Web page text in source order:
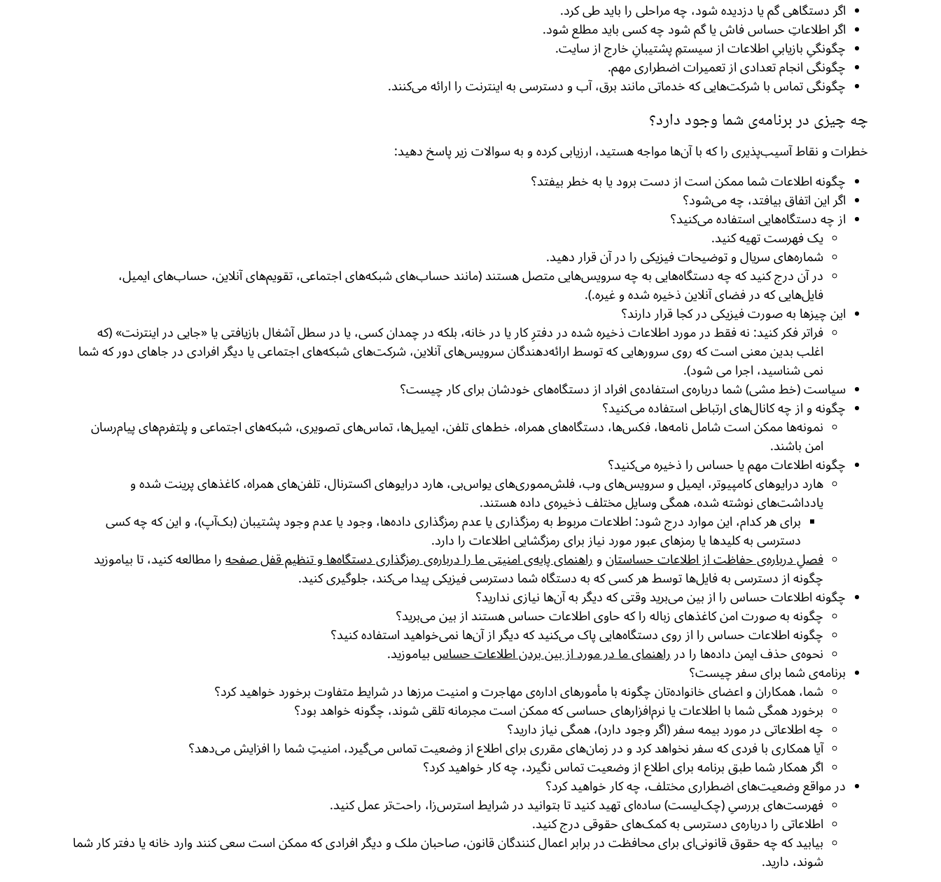
اگر دستگاهی گم یا دزدیده شود، چه مراحلی را باید طی کرد.
اگر اطلاعاتِ حساس فاش یا گم شود چه کسی باید مطلع شود.
چگونگیِ بازیابیِ اطلاعات از سیستمِ پشتیبانِ خارج از سایت.
چگونگی انجام تعدادی از تعمیرات اضطراری مهم.
چگونگی تماس با شرکت‌هایی که خدماتی مانند برق، آب و دسترسی به اینترنت را ارائه می‌کنند.
چه چیزی در برنامه‌ی شما وجود دارد؟
خطرات و نقاط آسیب‌پذیری را که با آن‌ها مواجه هستید، ارزیابی کرده و به سوالات زیر پاسخ دهید:
چگونه اطلاعات شما ممکن است از دست برود یا به خطر بیفتد؟
اگر این اتفاق بیافتد، چه می‌شود؟
از چه دستگاه‌هایی استفاده می‌کنید؟
یک فهرست تهیه کنید.
شماره‌های سریال و توضیحات فیزیکی را در آن قرار دهید.
در آن درج کنید که چه دستگاه‌هایی به چه سرویس‌هایی متصل هستند (مانند حساب‌های شبکه‌های اجتماعی، تقویم‌های آنلاین، حساب‌های ایمیل،
فایل‌هایی که در فضای آنلاین ذخیره شده و غیره.).
این چیزها به صورت فیزیکی در کجا قرار دارند؟
فراتر فکر کنید: نه فقط در مورد اطلاعات ذخیره شده در دفترِ کار یا در خانه، بلکه در چمدان کسی، یا در سطل آشغال بازیافتی یا «جایی در اینترنت» (که
اغلب بدین معنی است که روی سرورهایی که توسط ارائه‌دهندگان سرویس‌های آنلاین، شرکت‌های شبکه‌های اجتماعی یا دیگر افرادی در جاهای دور که شما
نمی شناسید، اجرا می شود).
سیاست (خط مشی) شما درباره‌ی استفاده‌ی افراد از دستگاه‌های خودشان برای کار چیست؟
چگونه و از چه کانال‌های ارتباطی استفاده می‌کنید؟
نمونه‌ها ممکن است شامل نامه‌ها، فکس‌ها، دستگاه‌های همراه، خط‌های تلفن، ایمیل‌ها، تماس‌های تصویری، شبکه‌های اجتماعی و پلتفرم‌های پیام‌رسان
امن باشند.
چگونه اطلاعات مهم یا حساس را ذخیره می‌کنید؟
هارد درایوهای کامپیوتر، ایمیل و سرویس‌های وب، فلش‌مموری‌های یو‌اس‌بی، هارد درایو‌های اکسترنال، تلفن‌های همراه، کاغذهای پرینت شده و
یادداشت‌های نوشته شده، همگی وسایل مختلف ذخیره‌ی داده هستند.
برای هر کدام، این موارد درج شود: اطلاعات مربوط به رمزگذاری یا عدم رمزگذاری داده‌ها، وجود یا عدم وجود پشتیبان (بک‌آپ)، و این که چه کسی
دسترسی به کلیدها یا رمزهای عبور مورد نیاز برای رمزگشایی اطلاعات را دارد.
فصلِ درباره‌ی حفاظت از اطلاعات حساستان و راهنمای پایه‌ی امنیتی ما را درباره‌ی رمزگذاری دستگاه‌ها و تنظیم قفل صفحه را مطالعه کنید، تا بیاموزید
چگونه از دسترسی به فایل‌ها توسط هر کسی که به دستگاه شما دسترسی فیزیکی پیدا می‌کند،‌ جلوگیری کنید.
چگونه اطلاعات حساس را از بین می‌برید وقتی که دیگر به آن‌ها نیازی ندارید؟
چگونه به صورت امن کاغذهای زباله را که حاوی اطلاعات حساس هستند از بین می‌برید؟
چگونه اطلاعات حساس را از روی دستگاه‌هایی پاک می‌کنید که دیگر از آن‌ها نمی‌خواهید استفاده کنید؟
نحوه‌ی حذف ایمن داده‌ها را در راهنمای ما در مورد از بین بردن اطلاعات حساس بیاموزید.
برنامه‌ی شما برای سفر چیست؟
شما، همکاران و اعضای خانواده‌تان چگونه با مأمورهای اداره‌ی مهاجرت و امنیت مرزها در شرایط متفاوت برخورد خواهید کرد؟
برخورد همگی شما با اطلاعات یا نرم‌افزارهای حساسی که ممکن است مجرمانه تلقی شوند، چگونه خواهد بود؟
چه اطلاعاتی در مورد بیمه سفر (اگر وجود دارد)، همگی نیاز دارید؟
آیا همکاری با فردی که سفر نخواهد کرد و در زمان‌های مقرری برای اطلاع از وضعیت تماس می‌گیرد، امنیتِ شما را افزایش می‌دهد؟
اگر همکار شما طبق برنامه برای اطلاع از وضعیت تماس نگیرد، چه کار خواهید کرد؟
در مواقع وضعیت‌های اضطراری مختلف، چه کار خواهید کرد؟
فهرست‌های بررسیِ (چک‌لیست) ساده‌ای تهید کنید تا بتوانید در شرایط استرس‌زا، راحت‌تر عمل کنید.
اطلاعاتی را درباره‌ی دسترسی به کمک‌های حقوقی درج کنید.
بیابید که چه حقوق قانونی‌ای برای محافظت در برابر اعمال کنندگان قانون، صاحبان ملک و دیگر افرادی که ممکن است سعی کنند وارد خانه یا دفتر کار شما
شوند، دارید.